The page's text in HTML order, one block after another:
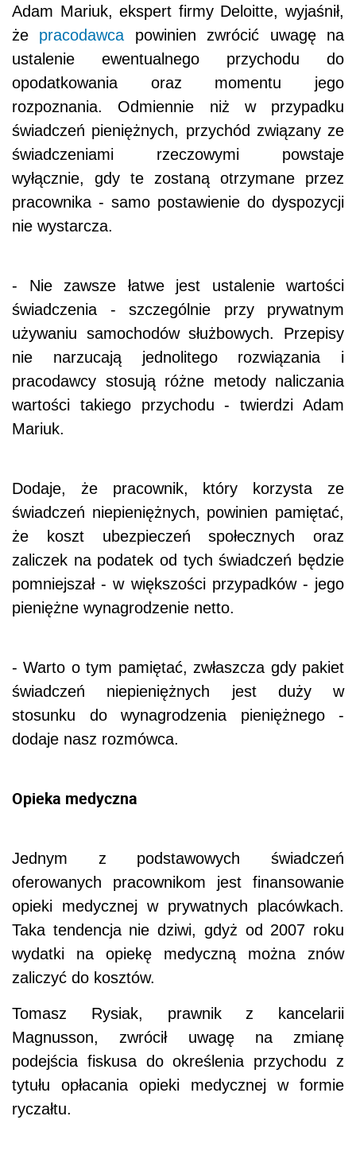
Adam Mariuk, ekspert firmy Deloitte, wyjaśnił,
że pracodawca powinien zwrócić uwagę na
ustalenie ewentualnego przychodu do
opodatkowania oraz momentu jego
rozpoznania. Odmiennie niż w przypadku
świadczeń pieniężnych, przychód związany ze
świadczeniami rzeczowymi powstaje
wyłącznie, gdy te zostaną otrzymane przez
pracownika - samo postawienie do dyspozycji
nie wystarcza.
- Nie zawsze łatwe jest ustalenie wartości
świadczenia - szczególnie przy prywatnym
używaniu samochodów służbowych. Przepisy
nie narzucają jednolitego rozwiązania i
pracodawcy stosują różne metody naliczania
wartości takiego przychodu - twierdzi Adam
Mariuk.
Dodaje, że pracownik, który korzysta ze
świadczeń niepieniężnych, powinien pamiętać,
że koszt ubezpieczeń społecznych oraz
zaliczek na podatek od tych świadczeń będzie
pomniejszał - w większości przypadków - jego
pieniężne wynagrodzenie netto.
- Warto o tym pamiętać, zwłaszcza gdy pakiet
świadczeń niepieniężnych jest duży w
stosunku do wynagrodzenia pieniężnego -
dodaje nasz rozmówca.
Opieka medyczna
Jednym z podstawowych świadczeń
oferowanych pracownikom jest finansowanie
opieki medycznej w prywatnych placówkach.
Taka tendencja nie dziwi, gdyż od 2007 roku
wydatki na opiekę medyczną można znów
zaliczyć do kosztów.
Tomasz Rysiak, prawnik z kancelarii
Magnusson, zwrócił uwagę na zmianę
podejścia fiskusa do określenia przychodu z
tytułu opłacania opieki medycznej w formie
ryczałtu.